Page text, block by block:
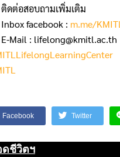
ติดต่อสอบถามเพิ่มเติม
Inbox facebook : m.me/
E-Mail : lifelong@kmitl.ac.th
Facebook Twitter
ดชีวิตฯ